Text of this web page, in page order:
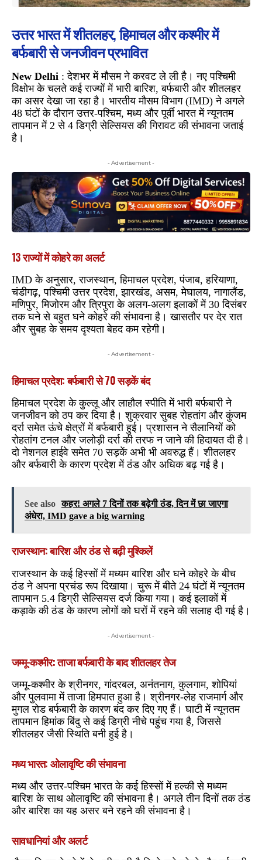
उत्तर भारत में शीतलहर, हिमाचल और कश्मीर में
बर्फबारी से जनजीवन प्रभावित
New Delhi : देशभर में मौसम ने करवट ले ली है। नए पश्चिमी
विक्षोभ के चलते कई राज्यों में भारी बारिश, बर्फबारी और शीतलहर
का असर देखा जा रहा है। भारतीय मौसम विभाग (IMD) ने अगले
48 घंटों के दौरान उत्तर-पश्चिम, मध्य और पूर्वी भारत में न्यूनतम
तापमान में 2 से 4 डिग्री सेल्सियस की गिरावट की संभावना जताई
है।
- Advertisement -
13 राज्यों में कोहरे का अलर्ट
IMD के अनुसार, राजस्थान, हिमाचल प्रदेश, पंजाब, हरियाणा,
चंडीगढ़, पश्चिमी उत्तर प्रदेश, झारखंड, असम, मेघालय, नागालैंड,
मणिपुर, मिजोरम और त्रिपुरा के अलग-अलग इलाकों में 30 दिसंबर
तक घने से बहुत घने कोहरे की संभावना है। खासतौर पर देर रात
और सुबह के समय दृश्यता बेहद कम रहेगी।
- Advertisement -
हिमाचल प्रदेश: बर्फबारी से 70 सड़कें बंद
हिमाचल प्रदेश के कुल्लू और लाहौल स्पीति में भारी बर्फबारी ने
जनजीवन को ठप कर दिया है। शुक्रवार सुबह रोहतांग और कुंजम
दर्रा समेत ऊंचे क्षेत्रों में बर्फबारी हुई। प्रशासन ने सैलानियों को
रोहतांग टनल और जलोड़ी दर्रा की तरफ न जाने की हिदायत दी है।
दो नेशनल हाईवे समेत 70 सड़कें अभी भी अवरुद्ध हैं। शीतलहर
और बर्फबारी के कारण प्रदेश में ठंड और अधिक बढ़ गई है।
See also कहर! अगले 7 दिनों तक बढ़ेगी ठंड, दिन में छा जाएगा
अंधेरा, IMD gave a big warning
राजस्थान: बारिश और ठंड से बढ़ी मुश्किलें
राजस्थान के कई हिस्सों में मध्यम बारिश और घने कोहरे के बीच
ठंड ने अपना प्रचंड रूप दिखाया। चुरू में बीते 24 घंटों में न्यूनतम
तापमान 5.4 डिग्री सेल्सियस दर्ज किया गया। कई इलाकों में
कड़ाके की ठंड के कारण लोगों को घरों में रहने की सलाह दी गई है।
- Advertisement -
जम्मू-कश्मीर: ताजा बर्फबारी के बाद शीतलहर तेज
जम्मू-कश्मीर के श्रीनगर, गांदरबल, अनंतनाग, कुलगाम, शोपियां
और पुलवामा में ताजा हिमपात हुआ है। श्रीनगर-लेह राजमार्ग और
मुगल रोड बर्फबारी के कारण बंद कर दिए गए हैं। घाटी में न्यूनतम
तापमान हिमांक बिंदु से कई डिग्री नीचे पहुंच गया है, जिससे
शीतलहर जैसी स्थिति बनी हुई है।
मध्य भारत: ओलावृष्टि की संभावना
मध्य और उत्तर-पश्चिम भारत के कई हिस्सों में हल्की से मध्यम
बारिश के साथ ओलावृष्टि की संभावना है। अगले तीन दिनों तक ठंड
और बारिश का यह असर बने रहने की संभावना है।
सावधानियां और अलर्ट